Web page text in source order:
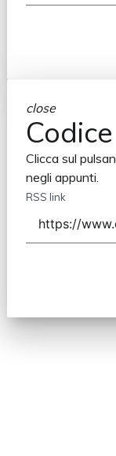
close
Clicca sul
negli appunti.
RSS link